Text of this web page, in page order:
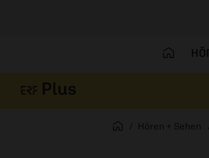
Startseite
Hören + Sehen